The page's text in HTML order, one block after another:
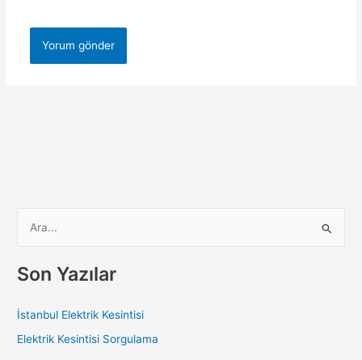
rSon Yazılar
İstanbul Elektrik Kesintisi
Elektrik Kesintisi Sorgulama